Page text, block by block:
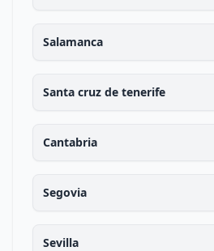
Salamanca
Santa cruz de tenerife
Cantabria
Segovia
Sevilla